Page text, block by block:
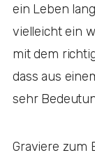
ein Leben
vielleicht ein
mit dem
dass aus
sehr
Graviere zum